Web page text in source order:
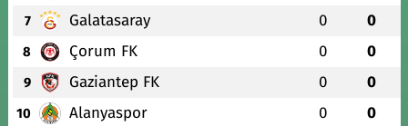
7 Galatasaray 0 0
8 Çorum FK 0 0
9 Gaziantep FK 0 0
10 Alanyaspor 0 0